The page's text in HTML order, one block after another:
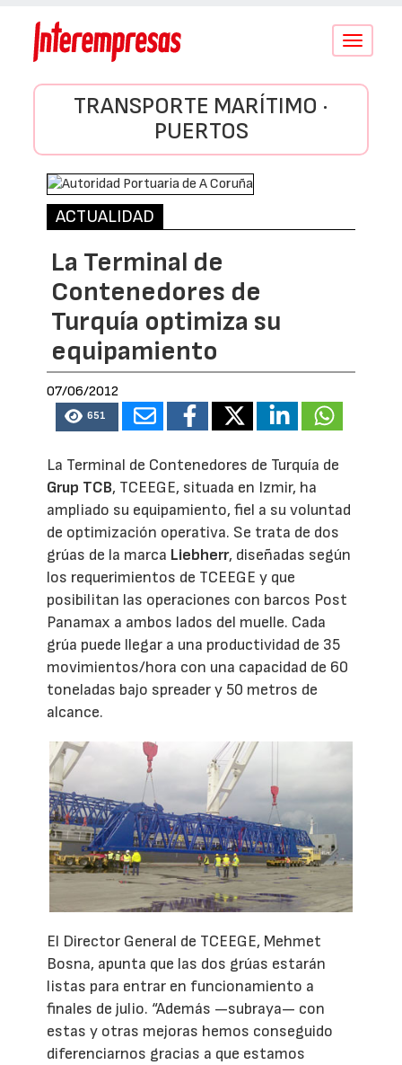
Conmutar
TRANSPORTE MARÍTIMO ·
PUERTOS
ACTUALIDAD
La Terminal de
Contenedores de
Turquía optimiza su
equipamiento
07/06/2012
651
La Terminal de Contenedores de Turquía de
Grup TCB, TCEEGE, situada en Izmir, ha
ampliado su equipamiento, fiel a su voluntad
de optimización operativa. Se trata de dos
grúas de la marca Liebherr, diseñadas según
los requerimientos de TCEEGE y que
posibilitan las operaciones con barcos Post
Panamax a ambos lados del muelle. Cada
grúa puede llegar a una productividad de 35
movimientos/hora con una capacidad de 60
toneladas bajo spreader y 50 metros de
alcance.
El Director General de TCEEGE, Mehmet
Bosna, apunta que las dos grúas estarán
listas para entrar en funcionamiento a
finales de julio. “Además —subraya— con
estas y otras mejoras hemos conseguido
diferenciarnos gracias a que estamos